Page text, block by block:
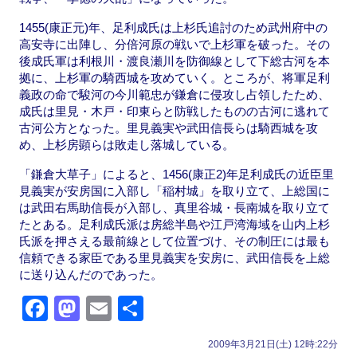
1455(康正元)年、足利成氏は上杉氏追討のため武州府中の
高安寺に出陣し、分倍河原の戦いで上杉軍を破った。その
後成氏軍は利根川・渡良瀬川を防御線として下総古河を本
拠に、上杉軍の騎西城を攻めていく。ところが、将軍足利
義政の命で駿河の今川範忠が鎌倉に侵攻し占領したため、
成氏は里見・木戸・印東らと防戦したものの古河に逃れて
古河公方となった。里見義実や武田信長らは騎西城を攻
め、上杉房顕らは敗走し落城している。
「鎌倉大草子」によると、1456(康正2)年足利成氏の近臣里
見義実が安房国に入部し「稲村城」を取り立て、上総国に
は武田右馬助信長が入部し、真里谷城・長南城を取り立て
たとある。足利成氏派は房総半島や江戸湾海域を山内上杉
氏派を押さえる最前線として位置づけ、その制圧には最も
信頼できる家臣である里見義実を安房に、武田信長を上総
に送り込んだのであった。
F
M
E
2009年3月21日(土) 12時:22分